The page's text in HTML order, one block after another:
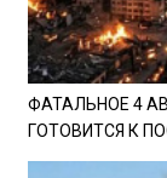
ФАТАЛЬНОЕ 4
ГОТОВИТСЯ К